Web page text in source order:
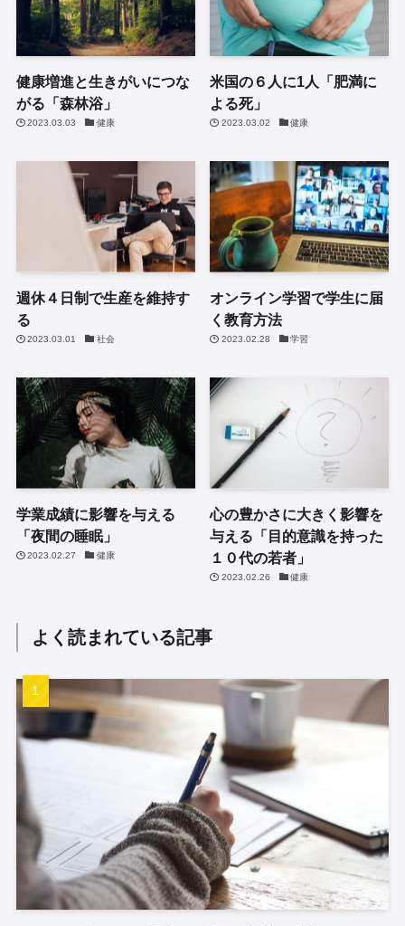
健康増進と生きがいにつな
がる「森林浴」
2023.03.03 健康
米国の６人に1人「肥満に
よる死」
2023.03.02 健康
週休４日制で生産を維持す
る
2023.03.01 社会
オンライン学習で学生に届
く教育方法
2023.02.28 学習
学業成績に影響を与える
「夜間の睡眠」
2023.02.27 健康
心の豊かさに大きく影響を
与える「目的意識を持った
１０代の若者」
2023.02.26 健康
よく読まれている記事